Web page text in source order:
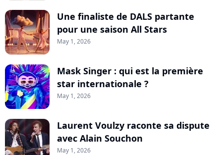
Une finaliste de DALS partante
pour une saison All Stars
May 1, 2026
Mask Singer : qui est la première
star internationale ?
May 1, 2026
Laurent Voulzy raconte sa dispute
avec Alain Souchon
May 1, 2026